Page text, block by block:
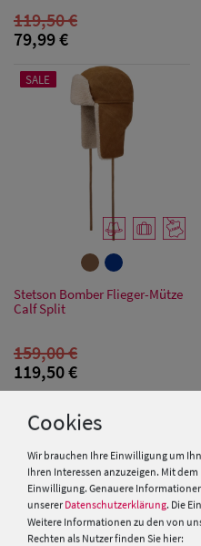
119,50 €
79,99 €
SALE
Stetson Bomber Flieger-Mütze
Calf Split
159,00 €
119,50 €
Cookies
Wir brauchen Ihre Einwilligung um
Ihren Interessen anzuzeigen. Mit
Einwilligung. Genauere
unserer Datenschutzerklärung. Die
Weitere Informationen zu den von
Rechten als Nutzer finden Sie hier: